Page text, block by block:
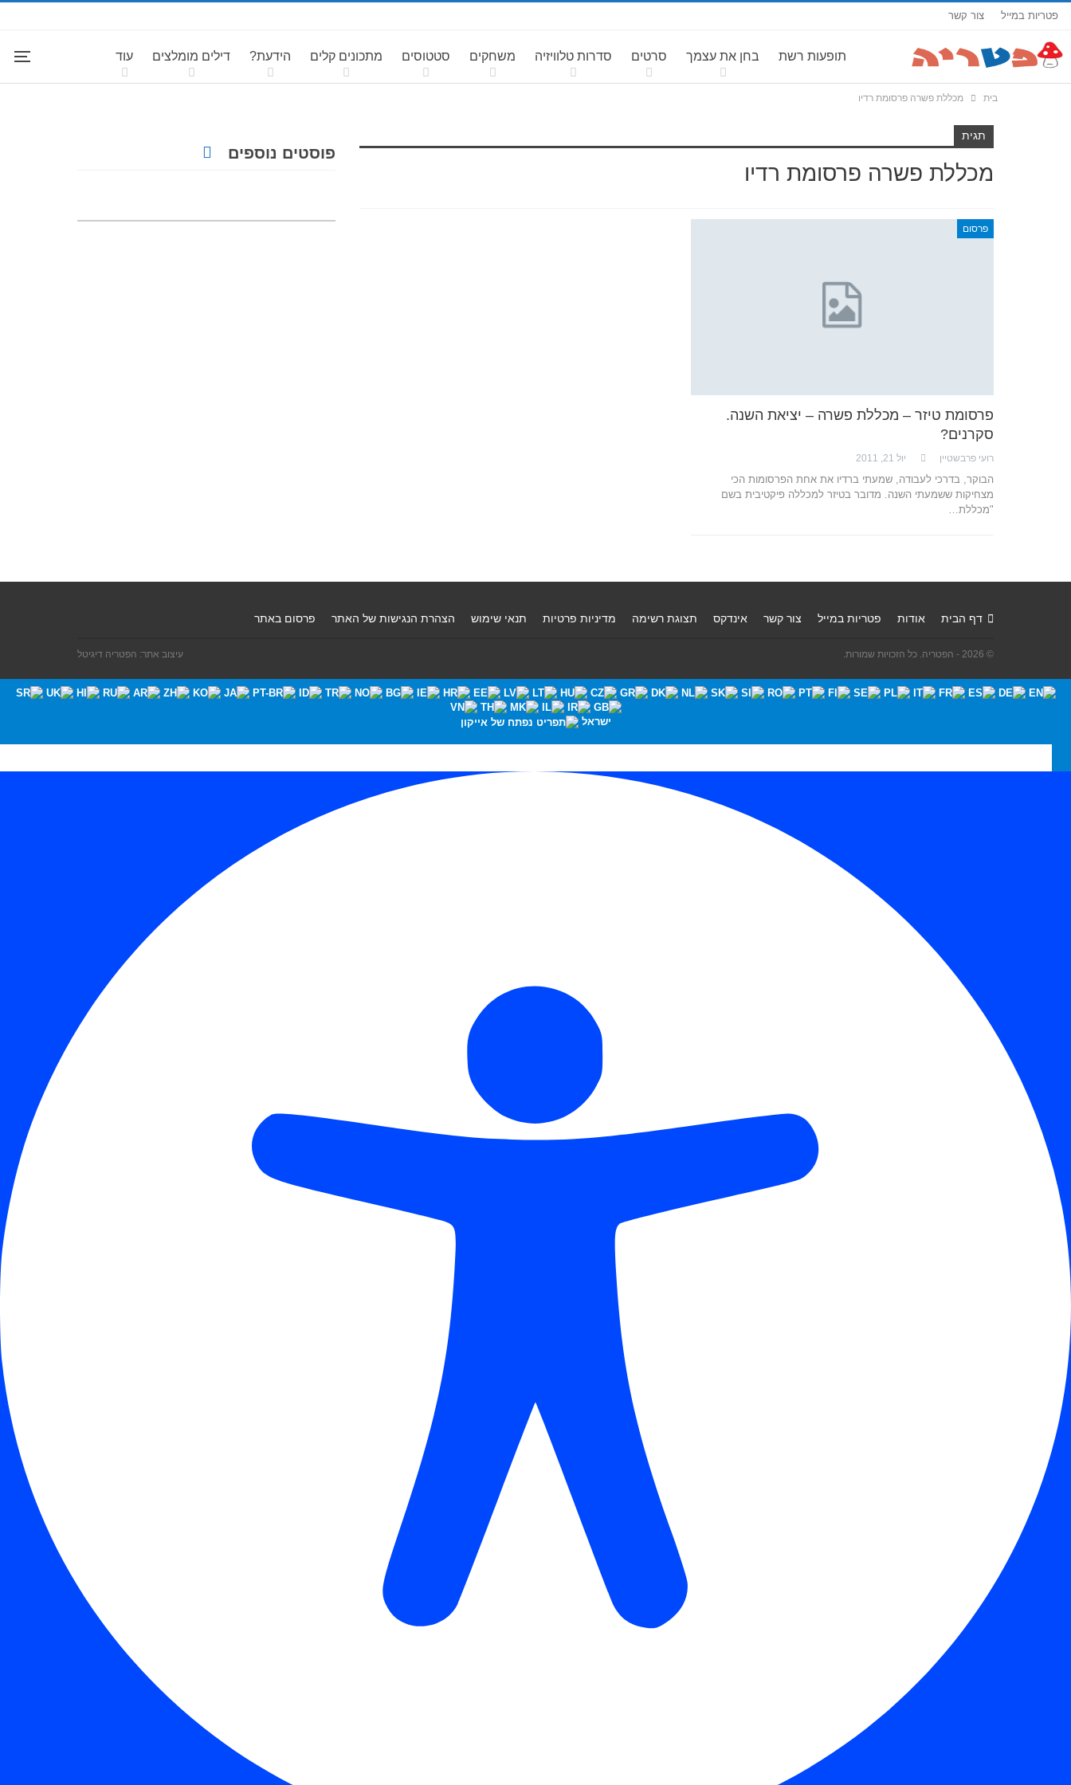
פטריות במייל צור קשר
תופעות רשת בחן את עצמך סרטים סדרות טלוויזיה משחקים סטטוסים מתכונים קלים הידעת? דילים מומלצים עוד
בית מכללת פשרה פרסומת רדיו
תגית
מכללת פשרה פרסומת רדיו
פרסום
פרסומת טיזר – מכללת פשרה – יציאת השנה.
סקרנים?
רועי פרבשטיין יול 21, 2011
הבוקר, בדרכי לעבודה, שמעתי ברדיו את אחת הפרסומות הכי
מצחיקות ששמעתי השנה. מדובר בטיזר למכללה פיקטיבית בשם
"מכללת…
פוסטים נוספים
דף הבית אודות פטריות במייל צור קשר אינדקס תצוגת רשימה מדיניות פרטיות תנאי שימוש הצהרת הנגישות של האתר פרסום באתר
© 2026 - הפטריה. כל הזכויות שמורות. עיצוב אתר: הפטריה דיגיטל
ישראל